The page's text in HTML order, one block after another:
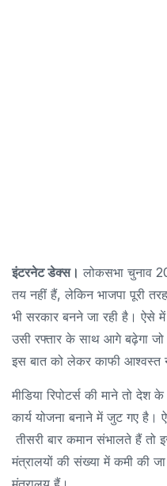
इंटरनेट डेक्स। लोकसभा चुनाव
तय नहीं हैं, लेकिन भाजपा पूरी
भी सरकार बनने जा रही है। ऐसे
उसी रफ्तार के साथ आगे बढ़ेगा
इस बात को लेकर काफी आश्वस्त
मीडिया रिपोटर्स की माने तो देश
कार्य योजना बनाने में जुट गए है।
तीसरी बार कमान संभालते हैं तो
मंत्रालयों की संख्या में कमी की